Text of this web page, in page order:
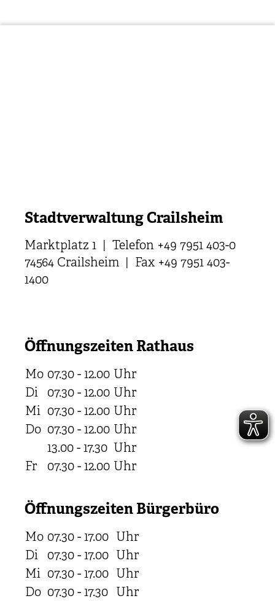
Stadtverwaltung Crailsheim
Marktplatz 1 | Telefon +49 7951 403-0
74564 Crailsheim | Fax +49 7951 403-
1400
Öffnungszeiten Rathaus
Mo 07.30 - 12.00 Uhr
Di
07.30 - 12.00 Uhr
Mi 07.30 - 12.00 Uhr
Do 07.30 - 12.00 Uhr
13.00 - 17.30 Uhr
Fr
07.30 - 12.00 Uhr
Öffnungszeiten Bürgerbüro
Mo 07.30 - 17.00 Uhr
Di
07.30 - 17.00 Uhr
Mi 07.30 - 17.00 Uhr
Do 07.30 - 17.30 Uhr